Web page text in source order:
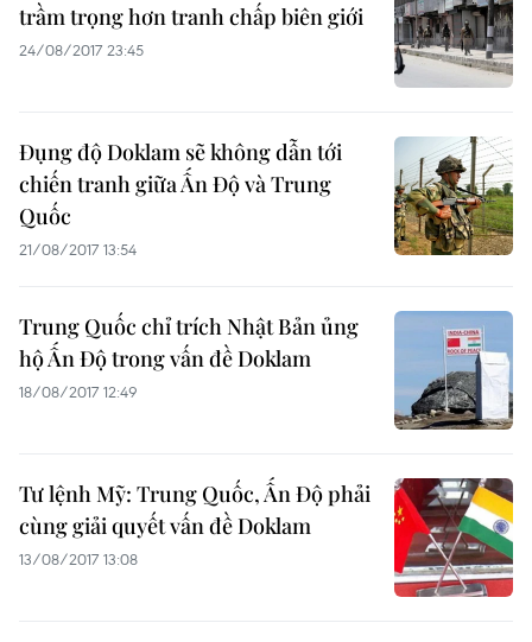
trầm trọng hơn tranh chấp biên giới
24/08/2017 23:45
Đụng độ Doklam sẽ không dẫn tới
chiến tranh giữa Ấn Độ và Trung
Quốc
21/08/2017 13:54
Trung Quốc chỉ trích Nhật Bản ủng
hộ Ấn Độ trong vấn đề Doklam
18/08/2017 12:49
Tư lệnh Mỹ: Trung Quốc, Ấn Độ phải
cùng giải quyết vấn đề Doklam
13/08/2017 13:08